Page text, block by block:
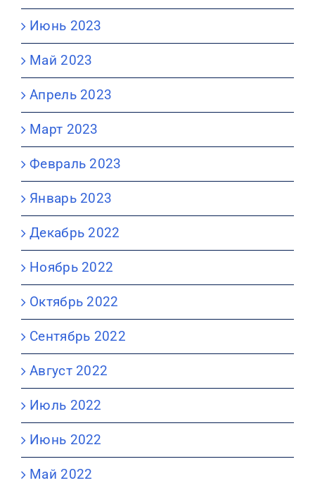
Июнь 2023
Май 2023
Апрель 2023
Март 2023
Февраль 2023
Январь 2023
Декабрь 2022
Ноябрь 2022
Октябрь 2022
Сентябрь 2022
Август 2022
Июль 2022
Июнь 2022
Май 2022